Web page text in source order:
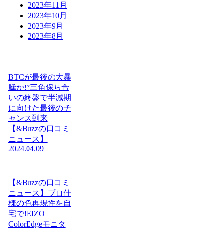
2023年11月
2023年10月
2023年9月
2023年8月
BTCが最後の大暴
騰か!?三角保ち合
いの終盤で半減期
に向けた最後のチ
ャンス到来
【&Buzzの口コミ
ニュース】
2024.04.09
【&Buzzの口コミ
ニュース】プロ仕
様の色再現性を自
宅で!EIZO
ColorEdgeモニタ